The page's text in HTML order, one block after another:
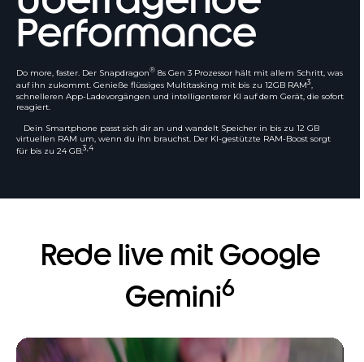
Performance
Do more, faster. Der Snapdragon® 8s Gen 3 Prozessor hält mit allem Schritt, was
auf ihn zukommt. Genieße flüssiges Multitasking mit bis zu 12GB RAM3,
schnelleren App-Ladevorgängen und intelligenterer KI auf dem Gerät, die sofort
reagiert.
Dein Smartphone passt sich dir an und wandelt Speicher in bis zu 12 GB
virtuellen RAM um, wenn du ihn brauchst. Der KI-gestützte RAM-Boost sorgt
für bis zu 24 GB.3,4
Rede live mit Google
Gemini6